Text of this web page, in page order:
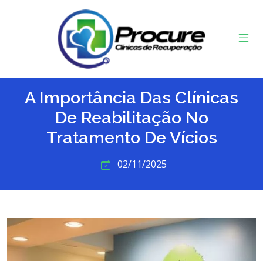
A Importância Das Clínicas
De Reabilitação No
Tratamento De Vícios
02/11/2025